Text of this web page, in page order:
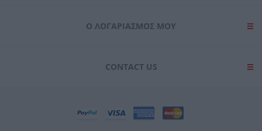
Ο ΛΟΓΑΡΙΑΣΜΌΣ ΜΟΥ
CONTACT US